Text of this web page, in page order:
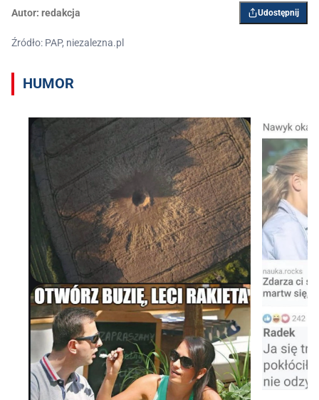
Autor: redakcja Udostępnij
Źródło: PAP, niezalezna.pl
HUMOR